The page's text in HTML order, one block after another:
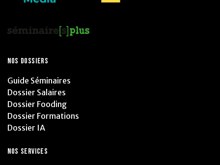
NOS DOSSIERS
Guide Séminaires
Dossier Salaires
Dossier Fooding
Dossier Formations
Dossier IA
NOS SERVICES